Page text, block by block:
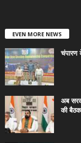
EVEN MORE NEWS
चंपारण
अब
की